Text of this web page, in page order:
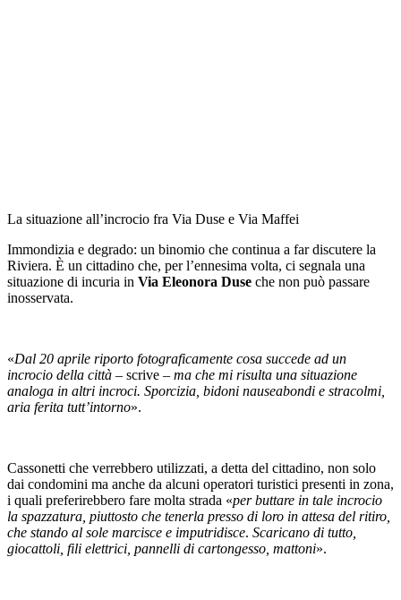
La situazione all’incrocio fra Via Duse e Via Maffei
Immondizia e degrado: un binomio che continua a far discutere la
Riviera. È un cittadino che, per l’ennesima volta, ci segnala una
situazione di incuria in Via Eleonora Duse che non può passare
inosservata.
«Dal 20 aprile riporto fotograficamente cosa succede ad un
incrocio della città – scrive – ma che mi risulta una situazione
analoga in altri incroci. Sporcizia, bidoni nauseabondi e stracolmi,
aria ferita tutt’intorno».
Cassonetti che verrebbero utilizzati, a detta del cittadino, non solo
dai condomini ma anche da alcuni operatori turistici presenti in zona,
i quali preferirebbero fare molta strada «per buttare in tale incrocio
la spazzatura, piuttosto che tenerla presso di loro in attesa del ritiro,
che stando al sole marcisce e imputridisce. Scaricano di tutto,
giocattoli, fili elettrici, pannelli di cartongesso, mattoni».